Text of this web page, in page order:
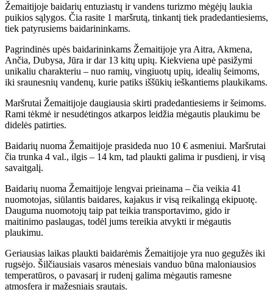
Žemaitijoje baidarių entuziastų ir vandens turizmo mėgėjų laukia
puikios sąlygos. Čia rasite 1 maršrutą, tinkantį tiek pradedantiesiems,
tiek patyrusiems baidarininkams.
Pagrindinės upės baidarininkams Žemaitijoje yra Aitra, Akmena,
Ančia, Dubysa, Jūra ir dar 13 kitų upių. Kiekviena upė pasižymi
unikaliu charakteriu – nuo ramių, vingiuotų upių, idealių šeimoms,
iki sraunesnių vandenų, kurie patiks iššūkių ieškantiems plaukikams.
Maršrutai Žemaitijoje daugiausia skirti pradedantiesiems ir šeimoms.
Rami tėkmė ir nesudėtingos atkarpos leidžia mėgautis plaukimu be
didelės patirties.
Baidarių nuoma Žemaitijoje prasideda nuo 10 € asmeniui. Maršrutai
čia trunka 4 val., ilgis – 14 km, tad plaukti galima ir pusdienį, ir visą
savaitgalį.
Baidarių nuoma Žemaitijoje lengvai prieinama – čia veikia 41
nuomotojas, siūlantis baidares, kajakus ir visą reikalingą ekipuotę.
Dauguma nuomotojų taip pat teikia transportavimo, gido ir
maitinimo paslaugas, todėl jums tereikia atvykti ir mėgautis
plaukimu.
Geriausias laikas plaukti baidarėmis Žemaitijoje yra nuo gegužės iki
rugsėjo. Šilčiausiais vasaros mėnesiais vanduo būna maloniausios
temperatūros, o pavasarį ir rudenį galima mėgautis ramesne
atmosfera ir mažesniais srautais.